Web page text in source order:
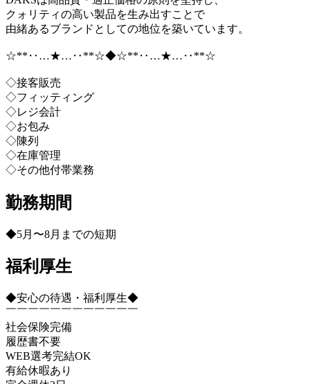
クォリティの高い製品を生み出すことで
由緒あるブランドとしての地位を築いています。
☆**‥…★…‥**☆◆☆**‥…★…‥**☆
◇接客販売
◇フィッティング
◇レジ会計
◇お包み
◇陳列
◇在庫管理
◇その他付帯業務
勤務期間
◆5月〜8月までの短期
福利厚生
◆安心の待遇・福利厚生◆
￣￣￣￣￣￣￣￣￣￣￣￣
社会保険完備
履歴書不要
WEB選考完結OK
有給休暇あり